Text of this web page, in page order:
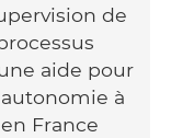
de
aide pour
à
France